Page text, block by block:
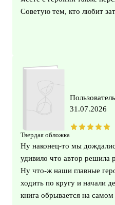
Советую тем, кто любит
Твердая обложка
31.07.2026
Ну наконец-то мы
удивило что автор решила
Ну что-ж наши главные
ходить по кругу и начали
книга обрывается на